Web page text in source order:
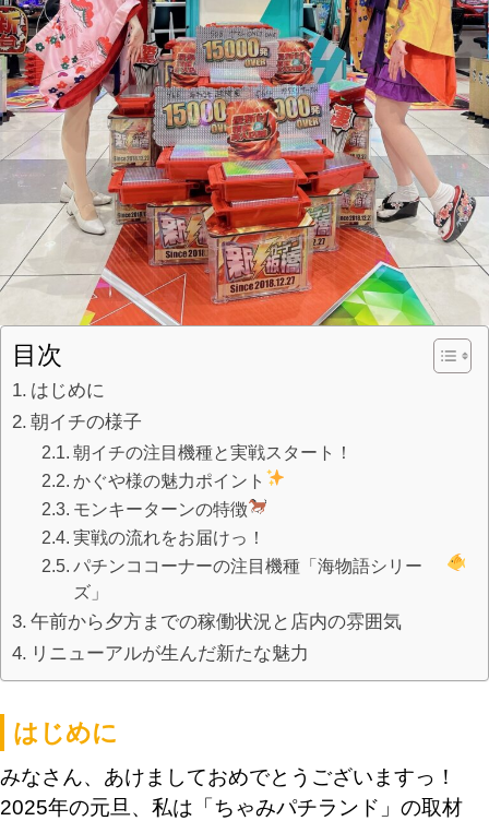
目次
はじめに
朝イチの様子
朝イチの注目機種と実戦スタート！
かぐや様の魅力ポイント
モンキーターンの特徴
実戦の流れをお届けっ！
パチンココーナーの注目機種「海物語シリー
ズ」
午前から夕方までの稼働状況と店内の雰囲気
リニューアルが生んだ新たな魅力
はじめに
みなさん、あけましておめでとうございますっ！
2025年の元旦、私は「ちゃみパチランド」の取材